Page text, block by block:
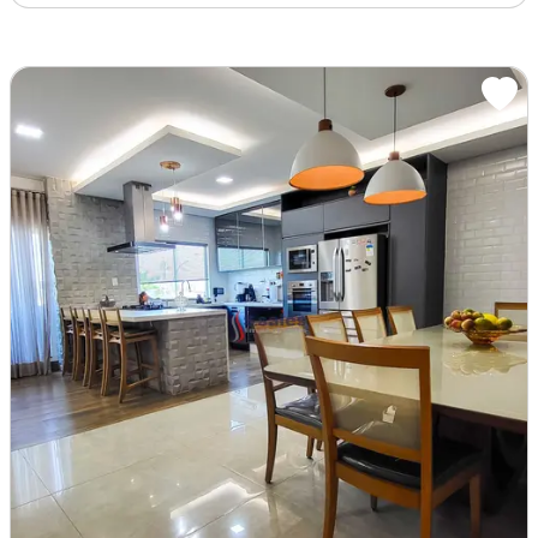
após o vencimento.
0
3) Os valores de taxas condominiais podem
sofrer alteração e deverão ser confirmados
pelo candidato à locação junto à
administração do condomínio.
0
4) Para visitar o imóvel é necessária a
apresentação de um documento oficial com
foto.
0